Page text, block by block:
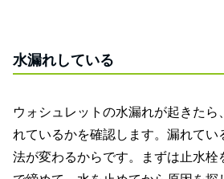
水漏れしている
ウォシュレットの水漏れが起きた
れているかを確認します。漏れてい
法が変わるからです。まずは止水栓